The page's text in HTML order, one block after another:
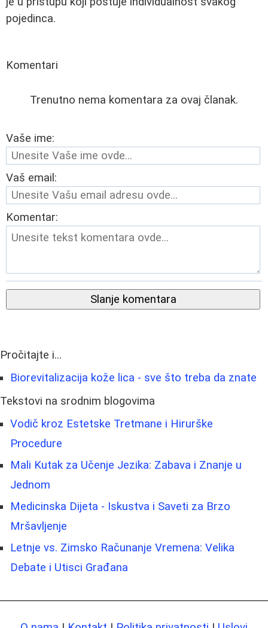
pojedinca.
Komentari
Trenutno nema komentara za ovaj članak.
Vaše ime:
Vaš email:
Komentar:
Slanje komentara
Pročitajte i...
Biorevitalizacija kože lica - sve što treba da znate
Tekstovi na srodnim blogovima
Vodič kroz Estetske Tretmane i Hirurške
Procedure
Mali Kutak za Učenje Jezika: Zabava i Znanje u
Jednom
Medicinska Dijeta - Iskustva i Saveti za Brzo
Mršavljenje
Letnje vs. Zimsko Računanje Vremena: Velika
Debate i Utisci Građana